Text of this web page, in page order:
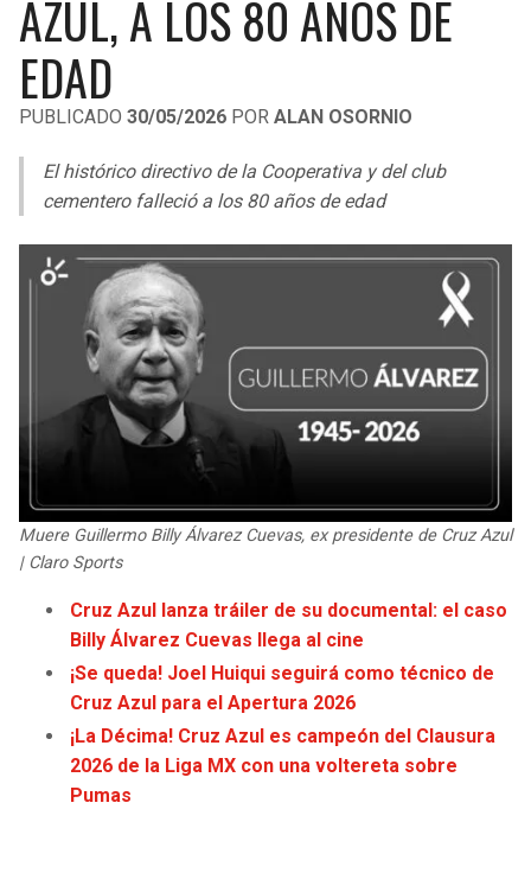
LIGA DE EXPANSIÓN MX
LEAGUES CUP
UEFA EUROPA LEAGUE
UEFA CONFERENCE LEAGUE
MLS
COPA LIBERTADORES
LIGA BETPLAY
OTRAS LIGAS
RAIDERS
CHARGERS
RAVENS
BENGALS
BROWNS
STEELERS
TEXANS
JAGUARS
TITANS
COWBOYS
GIANTS
EAGLES
CAVALIERS
PISTONS
PACERS
BUCKS
HAWKS
HORNETS
HEAT
WIZARDS
WARRIORS
CLIPPERS
LAKERS
SUNS
AZUL, A LOS 80 AÑOS DE
EDAD
PUBLICADO 30/05/2026 POR ALAN OSORNIO
El histórico directivo de la Cooperativa y del club
cementero falleció a los 80 años de edad
Muere Guillermo Billy Álvarez Cuevas, ex presidente de Cruz Azul
| Claro Sports
Cruz Azul lanza tráiler de su documental: el caso
Billy Álvarez Cuevas llega al cine
¡Se queda! Joel Huiqui seguirá como técnico de
Cruz Azul para el Apertura 2026
¡La Décima! Cruz Azul es campeón del Clausura
2026 de la Liga MX con una voltereta sobre
Pumas